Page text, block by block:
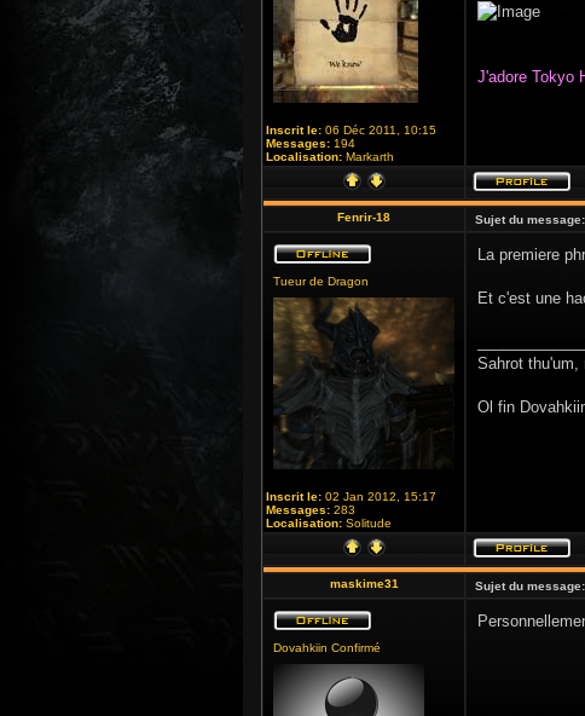
Inscrit le: 06 Déc 2011, 10:15
Messages: 194
Localisation: Markarth
J'adore Tokyo
Fenrir-18 Sujet du message:
Tueur de Dragon
Inscrit le: 02 Jan 2012, 15:17
Messages: 283
Localisation: Solitude
La premiere
Et c'est une
Sahrot thu'um,
Ol fin
maskime31 Sujet du message:
Dovahkiin Confirmé